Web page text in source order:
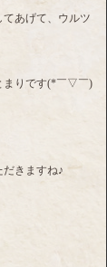
あげて、ウルツ
まりです(*￣▽￣)
きますね♪